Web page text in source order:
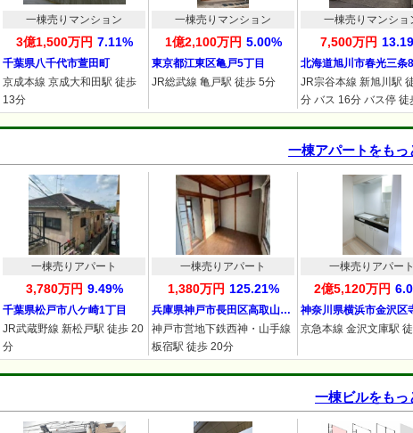
千葉県八千代市萱田町
一棟売りマンション
3億1,500万円 7.11%
京成本線 京成大和田駅 徒歩
13分
東京都江東区亀戸5丁目
一棟売りマンション
1億2,100万円 5.00%
JR総武線 亀戸駅 徒歩 5分
北海道旭川市春光三
一棟売りマンショ
7,500万円
JR宗谷本線 新旭川駅
分 バス 16分 バス停 徒
一棟アパートをもっ
千葉県松戸市八ケ崎1丁目
一棟売りアパート
3,780万円 9.49%
JR武蔵野線 新松戸駅 徒歩 20
分
兵庫県神戸市長田区高取山…
一棟売りアパート
1,380万円 125.21%
神戸市営地下鉄西神・山手線
板宿駅 徒歩 20分
神奈川県横浜市金沢
一棟売りアパート
2億5,120万円
京急本線 金沢文庫駅
一棟ビルをもっ